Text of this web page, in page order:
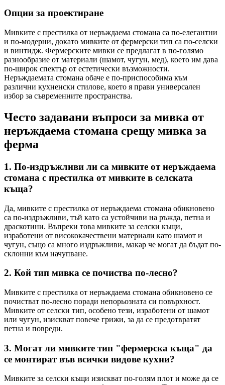
Опции за проектиране
Мивките с престилка от неръждаема стомана са по-елегантни
и по-модерни, докато мивките от фермерски тип са по-селски
и винтидж. Фермерските мивки се предлагат в по-голямо
разнообразие от материали (шамот, чугун, мед), което им дава
по-широк спектър от естетически възможности.
Неръждаемата стомана обаче е по-приспособима към
различни кухненски стилове, което я прави универсален
избор за съвременните пространства.
Често задавани въпроси за мивка от
неръждаема стомана срещу мивка за
ферма
1. По-издръжливи ли са мивките от неръждаема
стомана с престилка от мивките в селската
къща?
Да, мивките с престилка от неръждаема стомана обикновено
са по-издръжливи, тъй като са устойчиви на ръжда, петна и
драскотини. Въпреки това мивките за селски къщи,
изработени от висококачествени материали като шамот и
чугун, също са много издръжливи, макар че могат да бъдат по-
склонни към начупване.
2. Кой тип мивка се почиства по-лесно?
Мивките с престилка от неръждаема стомана обикновено се
почистват по-лесно поради непорьозната си повърхност.
Мивките от селски тип, особено тези, изработени от шамот
или чугун, изискват повече грижи, за да се предотвратят
петна и повреди.
3. Могат ли мивките тип "фермерска къща" да
се монтират във всички видове кухни?
Мивките за селски къщи изискват по-голям плот и може да се